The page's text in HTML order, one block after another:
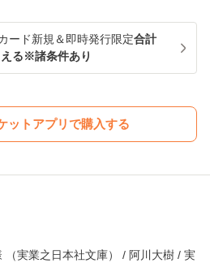
ード新規＆即時発行限定合計
る※諸条件あり
ットアプリで購入する
（実業之日本社文庫） / 阿川大樹 / 実